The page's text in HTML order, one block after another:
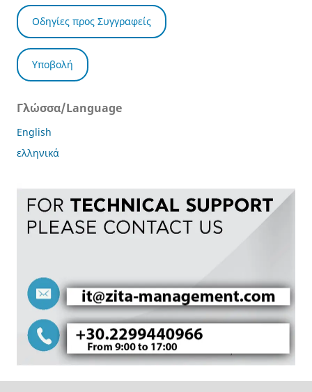
Οδηγίες προς Συγγραφείς
Υποβολή
Γλώσσα/Language
English
ελληνικά